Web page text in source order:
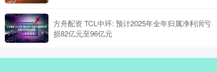
方舟配资 TCL中环: 预计2025年全年归属净利润亏
损82亿元至96亿元